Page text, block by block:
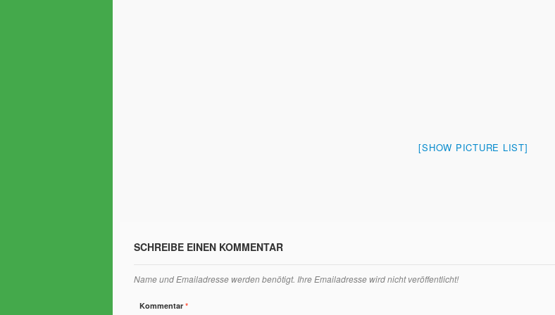
[SHOW PICTURE LIST]
SCHREIBE EINEN KOMMENTAR
Name und Emailadresse werden benötigt. Ihre Emailadresse wird nicht veröffentlicht!
Kommentar*